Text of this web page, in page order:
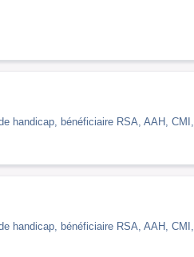
handicap, bénéficiaire RSA, AAH, CMI,
handicap, bénéficiaire RSA, AAH, CMI,